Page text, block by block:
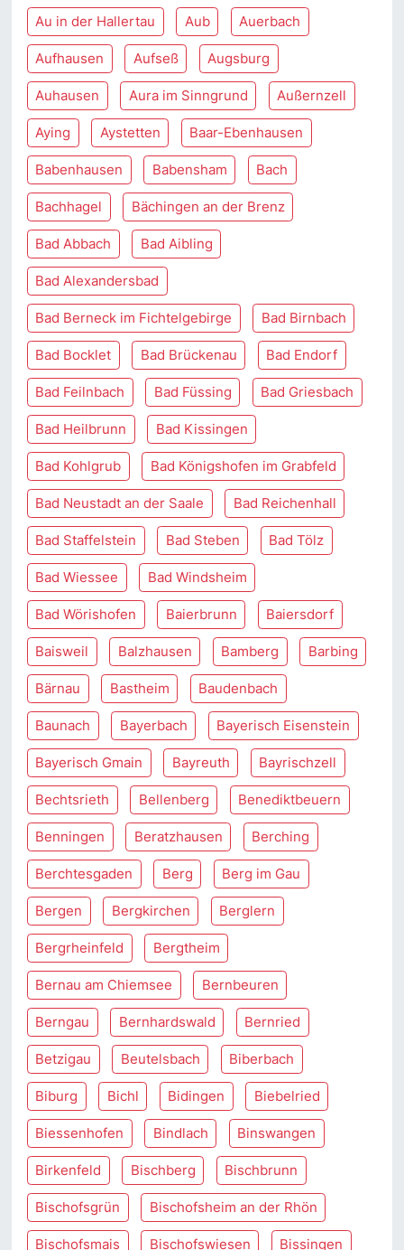
Au in der Hallertau Aub Auerbach
Aufhausen Aufseß Augsburg
Auhausen Aura im Sinngrund Außernzell
Aying Aystetten Baar-Ebenhausen
Babenhausen Babensham Bach
Bachhagel Bächingen an der Brenz
Bad Abbach Bad Aibling
Bad Alexandersbad
Bad Berneck im Fichtelgebirge Bad Birnbach
Bad Bocklet Bad Brückenau Bad Endorf
Bad Feilnbach Bad Füssing Bad Griesbach
Bad Heilbrunn Bad Kissingen
Bad Kohlgrub Bad Königshofen im Grabfeld
Bad Neustadt an der Saale Bad Reichenhall
Bad Staffelstein Bad Steben Bad Tölz
Bad Wiessee Bad Windsheim
Bad Wörishofen Baierbrunn Baiersdorf
Baisweil Balzhausen Bamberg Barbing
Bärnau Bastheim Baudenbach
Baunach Bayerbach Bayerisch Eisenstein
Bayerisch Gmain Bayreuth Bayrischzell
Bechtsrieth Bellenberg Benediktbeuern
Benningen Beratzhausen Berching
Berchtesgaden Berg Berg im Gau
Bergen Bergkirchen Berglern
Bergrheinfeld Bergtheim
Bernau am Chiemsee Bernbeuren
Berngau Bernhardswald Bernried
Betzigau Beutelsbach Biberbach
Biburg Bichl Bidingen Biebelried
Biessenhofen Bindlach Binswangen
Birkenfeld Bischberg Bischbrunn
Bischofsgrün Bischofsheim an der Rhön
Bischofsmais Bischofswiesen Bissingen